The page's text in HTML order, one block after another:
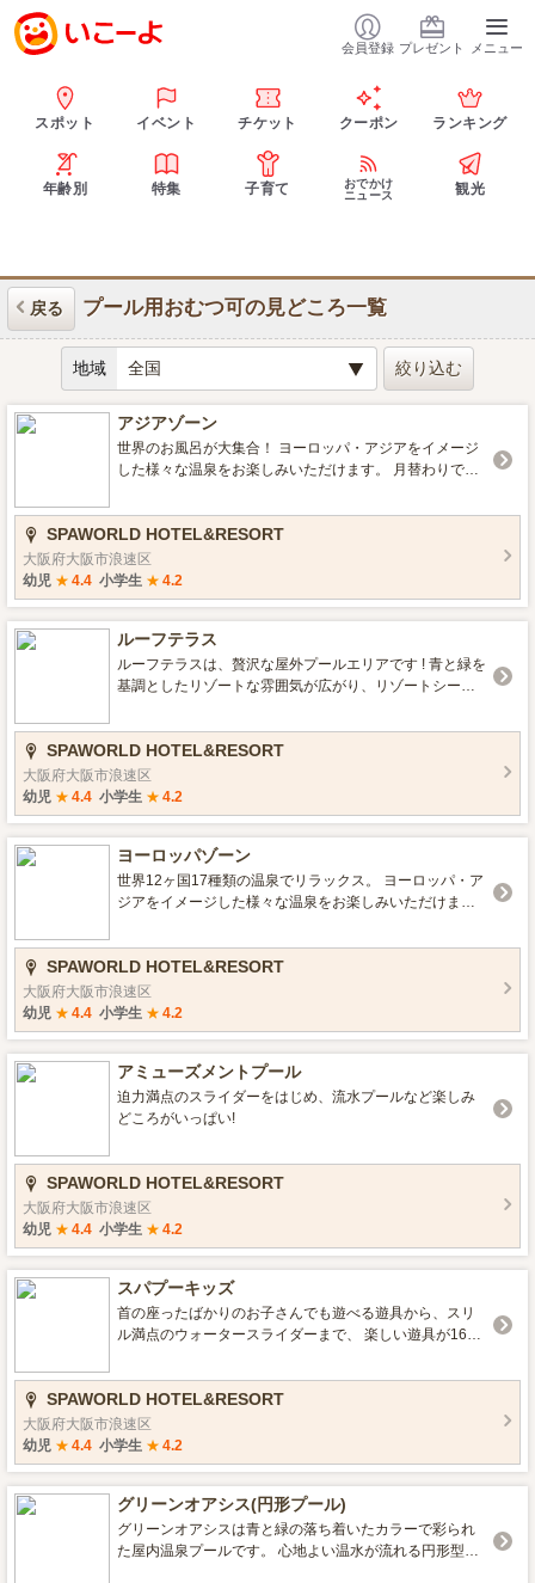
会員登録 プレゼント メニュー
スポット イベント チケット クーポン ランキング
年齢別 特集 子育て
おでかけ
ニュース
観光
戻る プール用おむつ可の見どころ一覧
地域
アジアゾーン
世界のお風呂が大集合！ ヨーロッパ・アジアをイメージ
した様々な温泉をお楽しみいただけます。 月替わりで男
ただけます。
SPAWORLD HOTEL&RESORT
大阪府大阪市浪速区
幼児 ★ 4.4 小学生 ★ 4.2
ルーフテラス
ルーフテラスは、贅沢な屋外プールエリアです ! 青と緑を
基調としたリゾートな雰囲気が広がり、リゾートシート
リーンのパラソルを立てれば、まさに絶好の写真映えス
ポットとなります。都会の中にいることを忘れる、まる
で海外で旅をしているような雰囲気が特長です。 ルーフ
テラスで特別なリゾート体験をお楽しみください !
SPAWORLD HOTEL&RESORT
大阪府大阪市浪速区
幼児 ★ 4.4 小学生 ★ 4.2
ヨーロッパゾーン
世界12ヶ国17種類の温泉でリラックス。 ヨーロッパ・ア
ジアをイメージした様々な温泉をお楽しみいただけま
囲気でお楽しみいただけます。
SPAWORLD HOTEL&RESORT
大阪府大阪市浪速区
幼児 ★ 4.4 小学生 ★ 4.2
アミューズメントプール
迫力満点のスライダーをはじめ、流水プールなど楽しみ
どころがいっぱい!
SPAWORLD HOTEL&RESORT
大阪府大阪市浪速区
幼児 ★ 4.4 小学生 ★ 4.2
スパプーキッズ
首の座ったばかりのお子さんでも遊べる遊具から、スリ
ル満点のウォータースライダーまで、 楽しい遊具が16種
SPAWORLD HOTEL&RESORT
大阪府大阪市浪速区
幼児 ★ 4.4 小学生 ★ 4.2
グリーンオアシス(円形プール)
グリーンオアシスは青と緑の落ち着いたカラーで彩られ
た屋内温泉プールです。 心地よい温水が流れる円形型プ